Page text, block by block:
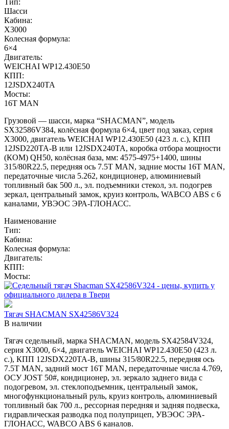
Тип:
Шасси
Кабина:
X3000
Колесная формула:
6×4
Двигатель:
WEICHAI WP12.430E50
КПП:
12JSDX240TA
Мосты:
16T MAN
Грузовой — шасси, марка “SHACMAN”, модель
SX32586V384, колёсная формула 6×4, цвет под заказ, серия
X3000, двигатель WEICHAI WP12.430E50 (423 л. с.), КПП
12JSD220TA-B или 12JSDX240TA, коробка отбора мощности
(КОМ) QH50, колёсная база, мм: 4575-4975+1400, шины
315/80R22.5, передняя ось 7.5T MAN, задние мосты 16T MAN,
передаточные числа 5.262, кондиционер, алюминиевый
топливный бак 500 л., эл. подъемники стекол, эл. подогрев
зеркал, центральный замок, круиз контроль, WABCO ABS с 6
каналами, УВЭОС ЭРА-ГЛОНАСС.
Наименование
Тип:
Кабина:
Колесная формула:
Двигатель:
КПП:
Мосты:
Тягач SHACMAN SX42586V324
В наличии
Тягач седельный, марка SHACMAN, модель SX42584V324,
серия Х3000, 6×4, двигатель WEICHAI WP12.430E50 (423 л.
с.), КПП 12JSDX220TA-B, шины 315/80R22.5, передняя ось
7.5T MAN, задний мост 16T MAN, передаточные числа 4.769,
ОСУ JOST 50#, кондиционер, эл. зеркало заднего вида с
подогревом, эл. стеклоподъемник, центральный замок,
многофункциональный руль, круиз контроль, алюминиевый
топливный бак 700 л., рессорная передняя и задняя подвеска,
гидравлическая разводка под полуприцеп, УВЭОС ЭРА-
ГЛОНАСС, WABCO ABS 6 каналов.